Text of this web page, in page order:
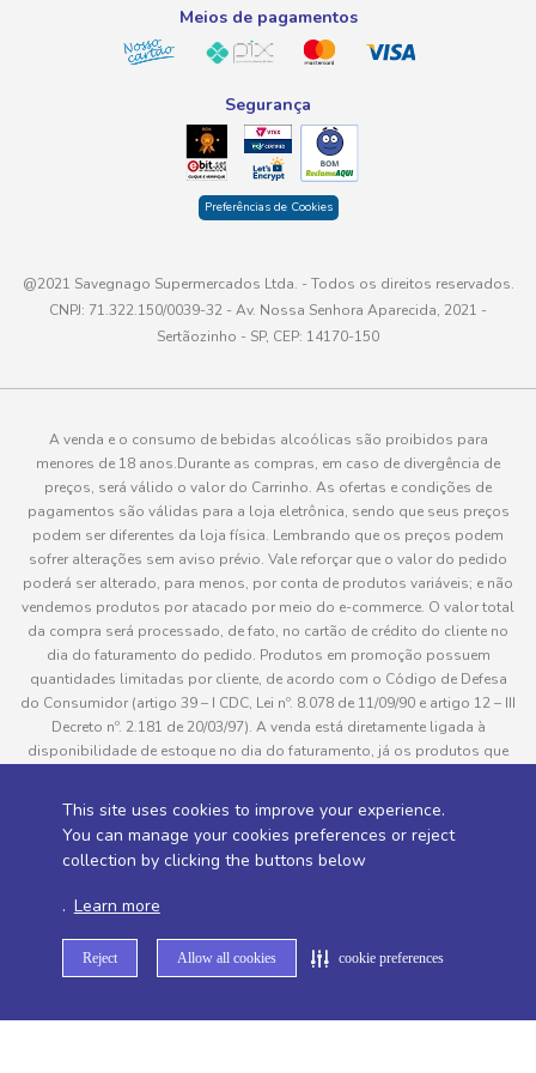
This site uses cookies to improve your experience.
You can manage your cookies preferences or reject
collection by clicking the buttons below
. Learn more
Reject Allow all cookies cookie preferences
Meios de pagamentos
Segurança
Preferências de Cookies
@2021 Savegnago Supermercados Ltda. - Todos os direitos reservados.
CNPJ: 71.322.150/0039-32 - Av. Nossa Senhora Aparecida, 2021 -
Sertãozinho - SP, CEP: 14170-150
A venda e o consumo de bebidas alcoólicas são proibidos para
menores de 18 anos.Durante as compras, em caso de divergência de
preços, será válido o valor do Carrinho. As ofertas e condições de
pagamentos são válidas para a loja eletrônica, sendo que seus preços
podem ser diferentes da loja física. Lembrando que os preços podem
sofrer alterações sem aviso prévio. Vale reforçar que o valor do pedido
poderá ser alterado, para menos, por conta de produtos variáveis; e não
vendemos produtos por atacado por meio do e-commerce. O valor total
da compra será processado, de fato, no cartão de crédito do cliente no
dia do faturamento do pedido. Produtos em promoção possuem
quantidades limitadas por cliente, de acordo com o Código de Defesa
do Consumidor (artigo 39 – I CDC, Lei nº. 8.078 de 11/09/90 e artigo 12 – III
Decreto nº. 2.181 de 20/03/97). A venda está diretamente ligada à
disponibilidade de estoque no dia do faturamento, já os produtos que
pedido do cliente, este não será entregue e o valor do item não será
cobrado. As fotos dos produtos no site são ilustrativas, podendo haver
divergência com o produto real e todos os pedidos estão sujeitos à
consultadas em “Política de Entregas”
Desenvolvido por